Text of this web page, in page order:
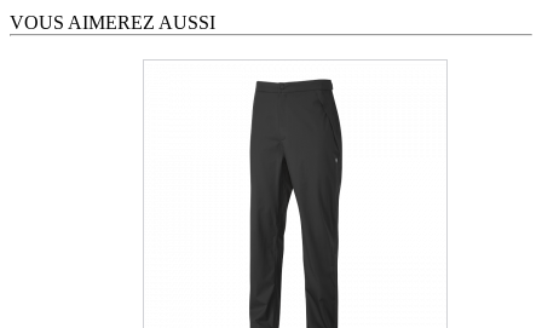
VOUS AIMEREZ AUSSI